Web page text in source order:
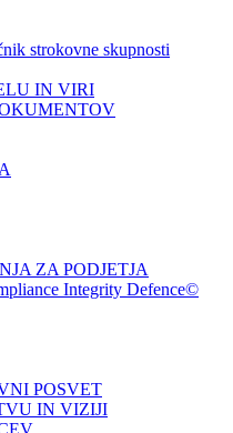
strokovne skupnosti
IN VIRI
ZA PODJETJA
Integrity Defence©
POSVET
IN VIZIJI